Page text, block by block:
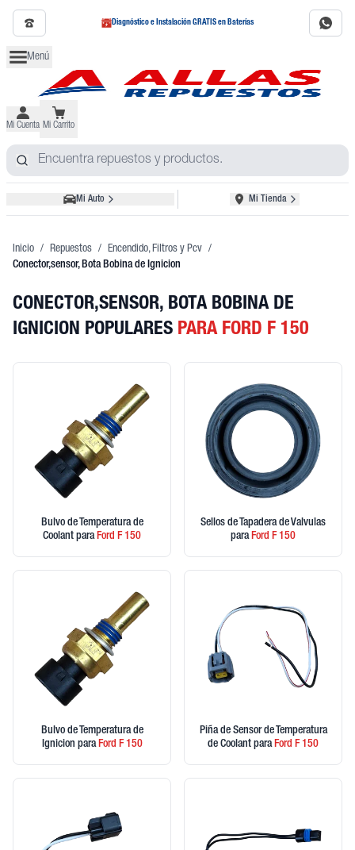
Diagnóstico e Instalación GRATIS en Baterías
Menú
Mi Cuenta Mi Carrito
Mi Auto Mi Tienda
Inicio / Repuestos / Encendido, Filtros y Pcv /
Conector,sensor, Bota Bobina de Ignicion
CONECTOR,SENSOR, BOTA BOBINA DE
IGNICION POPULARES PARA FORD F 150
Bulvo de Temperatura de
Coolant paraFord F 150
Sellos de Tapadera de Valvulas
paraFord F 150
Bulvo de Temperatura de
Ignicion paraFord F 150
Piña de Sensor de Temperatura
de Coolant paraFord F 150